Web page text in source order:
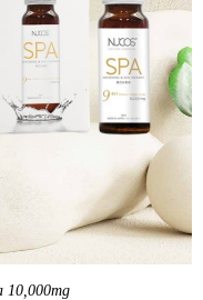
10,000mg